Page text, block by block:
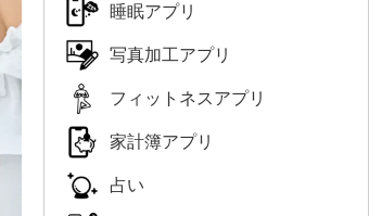
睡眠アプリ
写真加工アプリ
フィットネスアプリ
家計簿アプリ
占い